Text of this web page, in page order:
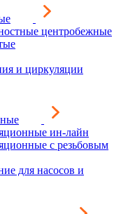
центробежные
и циркуляции
ин-лайн
с резьбовым
для насосов и